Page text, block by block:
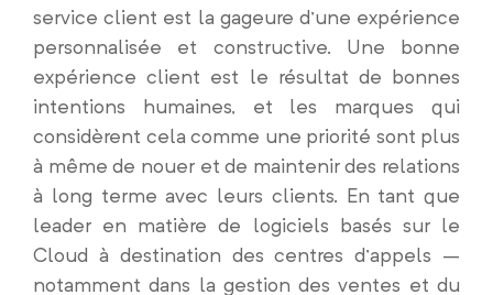
service client est la gageure d’une expérience
personnalisée et constructive. Une bonne
expérience client est le résultat de bonnes
intentions humaines, et les marques qui
considèrent cela comme une priorité sont plus
à même de nouer et de maintenir des relations
à long terme avec leurs clients. En tant que
leader en matière de logiciels basés sur le
Cloud à destination des centres d’appels –
notamment dans la gestion des ventes et du